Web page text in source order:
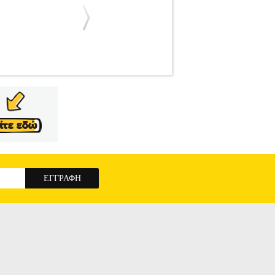
μικρόφωνο μεγάλης εμβέλειας το οποίο
το εξαιρετικά μακρύ καλώδιο USB-A 2 m
τον εξοπλισμό σας με μια webcam που
720p/30 fps. Η C505e προσφέρει διαγώνιο
κάθε χώρου συσκέψεων. Το μονό,
(dFoV): 60°.• Μήκος καλωδίου: 2 m.•
960-001372 C505E HD BUSINESS